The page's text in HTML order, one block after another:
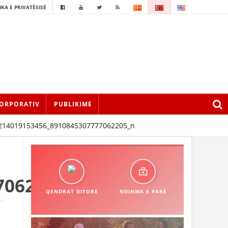
E PRIVATËSISË
PUBLIKIME
QENDRAT DITORE NDIHMA E PARË